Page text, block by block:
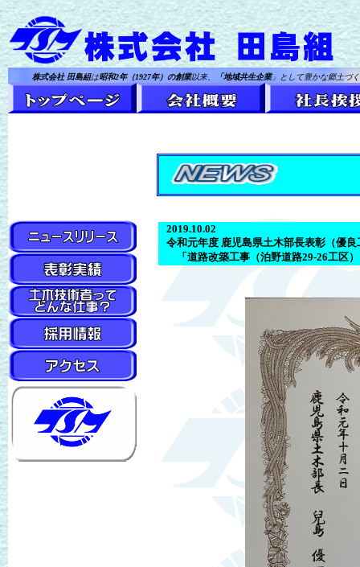
株式会社 田島組は昭和2年（1927年）の創業以来、 「地域共生企業」として豊かな郷土づ
2019.10.02
令和元年度 鹿児島県土木部長表彰（優
「道路改築工事（泊野道路29-26工区